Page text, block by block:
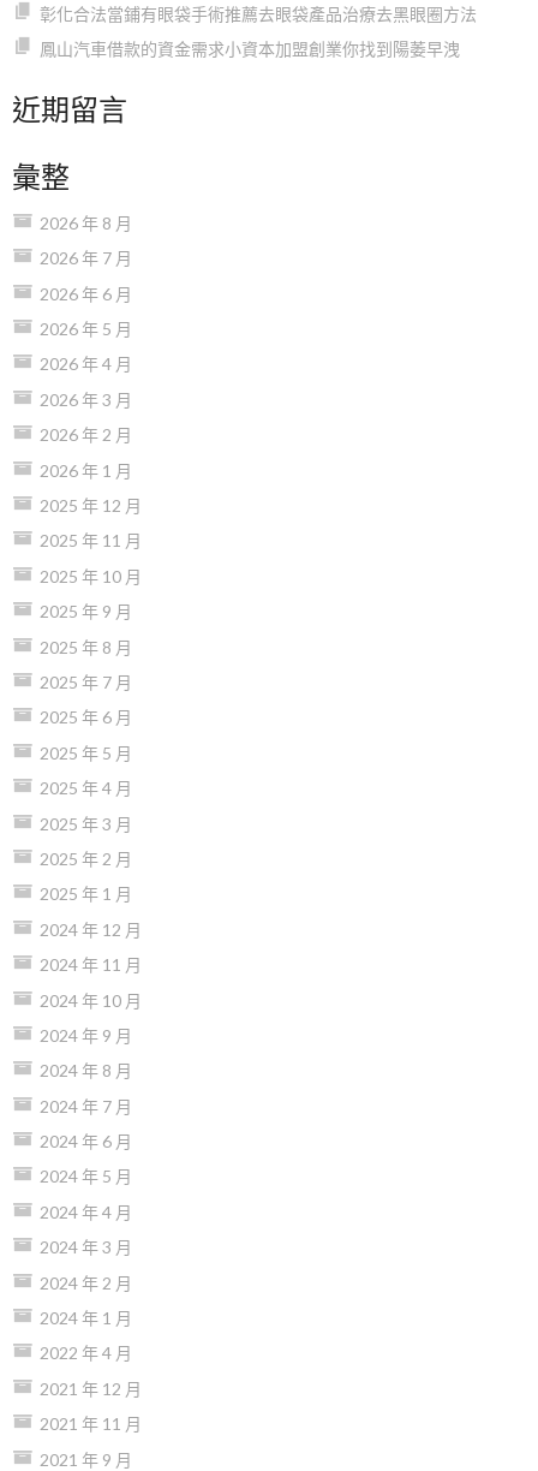
彰化合法當鋪有眼袋手術推薦去眼袋產品治療去黑眼圈方法
鳳山汽車借款的資金需求小資本加盟創業你找到陽萎早洩
近期留言
彙整
2026 年 8 月
2026 年 7 月
2026 年 6 月
2026 年 5 月
2026 年 4 月
2026 年 3 月
2026 年 2 月
2026 年 1 月
2025 年 12 月
2025 年 11 月
2025 年 10 月
2025 年 9 月
2025 年 8 月
2025 年 7 月
2025 年 6 月
2025 年 5 月
2025 年 4 月
2025 年 3 月
2025 年 2 月
2025 年 1 月
2024 年 12 月
2024 年 11 月
2024 年 10 月
2024 年 9 月
2024 年 8 月
2024 年 7 月
2024 年 6 月
2024 年 5 月
2024 年 4 月
2024 年 3 月
2024 年 2 月
2024 年 1 月
2022 年 4 月
2021 年 12 月
2021 年 11 月
2021 年 9 月